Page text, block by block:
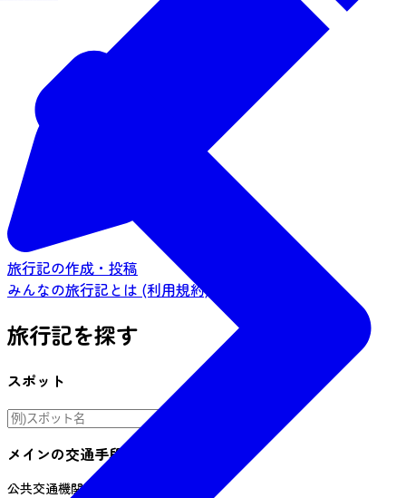
旅行記の作成・投稿
みんなの旅行記とは (利用規約)
旅行記を探す
スポット
メインの交通手段
公共交通機関車